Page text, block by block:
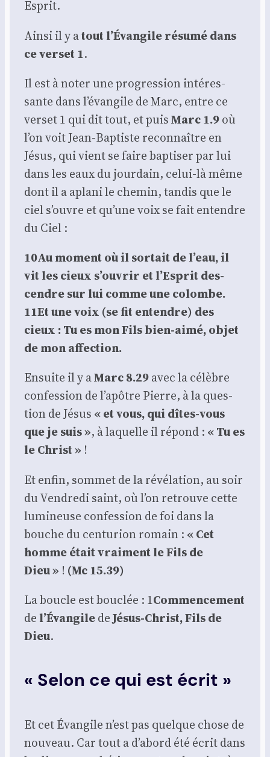
Esprit.
Ain­si il y atout l’Évangile résu­mé dans
ce ver­set 1.
Il est à noter une pro­gres­sion inté­res­
sante dans l’évangile de Marc, entre ce
ver­set 1 qui dit tout, et puisMarc 1.9où
l’on voit Jean-Bap­tiste recon­naître en
Jésus, qui vient se faire bap­ti­ser par lui
dans les eaux du jour­dain, celui-là même
dont il a apla­ni le che­min, tan­dis que le
ciel s’ouvre et qu’une voix se fait entendre
du Ciel :
10Au moment où il sor­tait de l’eau, il
vit les cieux s’ou­vrir et l’Es­prit des­
cendre sur lui comme une colombe.
11Et une voix (se fit entendre) des
cieux : Tu es mon Fils bien-aimé, objet
de mon affec­tion.
Ensuite il y aMarc 8.29avec la célèbre
confes­sion de l’apôtre Pierre, à la ques­
tion de Jésus « et vous, qui dîtes-vous
que je suis », à laquelle il répond : « Tu es
le Christ » !
Et enfin, som­met de la révé­la­tion, au soir
du Ven­dre­di saint, où l’on retrouve cette
lumi­neuse confes­sion de foi dans la
bouche du cen­tu­rion romain : « Cet
homme était vrai­ment le Fils de
Dieu » ! (Mc 15.39)
La boucle est bou­clée : 1Com­men­ce­ment
de l’É­van­giledeJésus-Christ, Fils de
Dieu.
« Selon ce qui est écrit »
Et cet Évan­gile n’est pas quelque chose de
nou­veau. Car tout a d’abord été écrit dans